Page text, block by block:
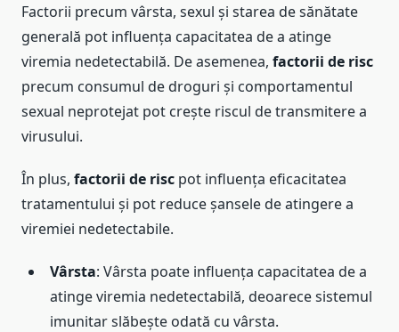
Factorii precum vârsta, sexul și starea de sănătate
generală pot influența capacitatea de a atinge
viremia nedetectabilă. De asemenea, factorii de risc
precum consumul de droguri și comportamentul
sexual neprotejat pot crește riscul de transmitere a
virusului.
În plus, factorii de risc pot influența eficacitatea
tratamentului și pot reduce șansele de atingere a
viremiei nedetectabile.
Vârsta: Vârsta poate influența capacitatea de a
atinge viremia nedetectabilă, deoarece sistemul
imunitar slăbește odată cu vârsta.